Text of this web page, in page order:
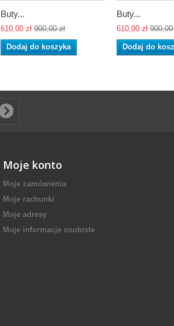
Buty...
610,00 zł 900,00 zł
Dodaj do koszyka
Buty...
610,00 zł 900,00
Dodaj do
Moje konto
Moje zamówienia
Moje rachunki
Moje adresy
Moje informacje osobiste